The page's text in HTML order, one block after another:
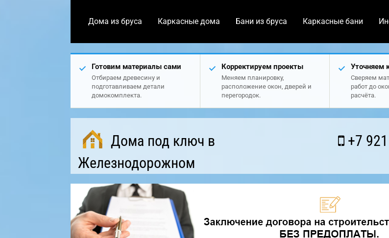
Дома из бруса Каркасные дома Бани из бруса Каркасные бани
Готовим материалы сами
Отбираем древесину и
подготавливаем детали
домокомплекта.
Корректируем проекты
Меняем планировку,
расположение окон, дверей и
перегородок.
Уточняем
Сверяем
работ до
расчёта.
Дома под ключ в
Железнодорожном
+7